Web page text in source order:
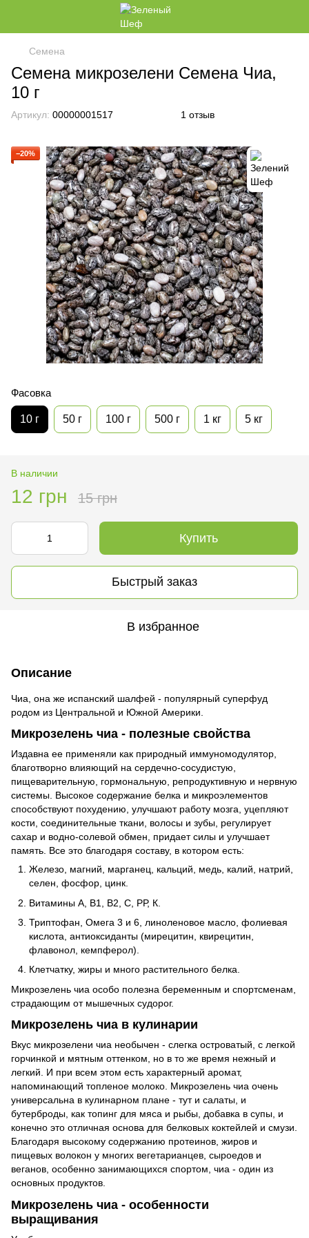
Семена
Семена микрозелени Семена Чиа,
10 г
Артикул: 00000001517 1 отзыв
−20%
Фасовка
10 г 50 г 100 г 500 г 1 кг 5 кг
В наличии
12 грн 15 грн
Купить
Быстрый заказ
В избранное
Описание
Чиа, она же испанский шалфей - популярный суперфуд
родом из Центральной и Южной Америки.
Микрозелень чиа - полезные свойства
Издавна ее применяли как природный иммуномодулятор,
благотворно влияющий на сердечно-сосудистую,
пищеварительную, гормональную, репродуктивную и нервную
системы. Высокое содержание белка и микроэлементов
способствуют похудению, улучшают работу мозга, уцепляют
кости, соединительные ткани, волосы и зубы, регулирует
сахар и водно-солевой обмен, придает силы и улучшает
память. Все это благодаря составу, в котором есть:
Железо, магний, марганец, кальций, медь, калий, натрий,
селен, фосфор, цинк.
Витамины А, В1, В2, С, РР, К.
Триптофан, Омега 3 и 6, линоленовое масло, фолиевая
кислота, антиоксиданты (мирецитин, квирецитин,
флавонол, кемпферол).
Клетчатку, жиры и много растительного белка.
Микрозелень чиа особо полезна беременным и спортсменам,
страдающим от мышечных судорог.
Микрозелень чиа в кулинарии
Вкус микрозелени чиа необычен - слегка островатый, с легкой
горчинкой и мятным оттенком, но в то же время нежный и
легкий. И при всем этом есть характерный аромат,
напоминающий топленое молоко. Микрозелень чиа очень
универсальна в кулинарном плане - тут и салаты, и
бутерброды, как топинг для мяса и рыбы, добавка в супы, и
конечно это отличная основа для белковых коктейлей и смузи.
Благодаря высокому содержанию протеинов, жиров и
пищевых волокон у многих вегетарианцев, сыроедов и
веганов, особенно занимающихся спортом, чиа - один из
основных продуктов.
Микрозелень чиа - особенности
выращивания